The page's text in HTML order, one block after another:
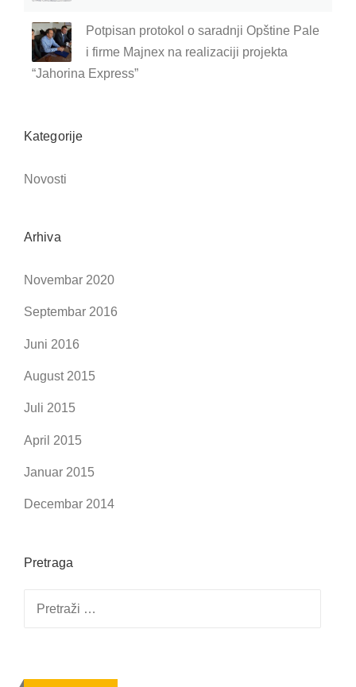
Potpisan protokol o saradnji Opštine Pale
i firme Majnex na realizaciji projekta
“Jahorina Express”
Kategorije
Novosti
Arhiva
Novembar 2020
Septembar 2016
Juni 2016
August 2015
Juli 2015
April 2015
Januar 2015
Decembar 2014
Pretraga